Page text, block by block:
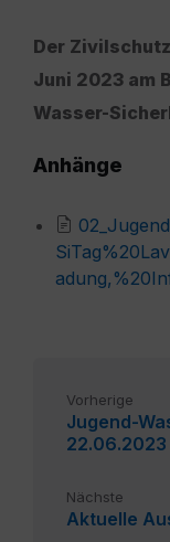
Der
Juni 2023 am
Wasser-
Anhänge
Vorherige
Jugend-
22.06.2023
Nächste
Aktuelle